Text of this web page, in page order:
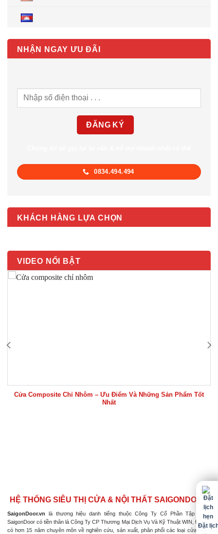
NHẬN NGAY ƯU ĐÃI
0834.494.494
KHÁCH HÀNG LỰA CHỌN
VIDEO NỔI BẬT
Cửa Composite Chỉ Nhôm – Ưu Điểm Và Những Sản Phẩm Tốt
Nhất
HỆ THỐNG SIÊU THỊ CỬA & NỘI THẤT SAIGONDOOR
SaigonDoor.vn là thương hiệu danh tiếng thuộc Công Ty Cổ Phần Tập Đoàn
SaigonDoor có tiền thân là Công Ty CP Thương Mại Dịch Vụ Và Kỹ Thuật WIN, Đơn vị
có hơn 15 năm chuyên môn về nghiên cứu, sản xuất, phân phối các loại cửa & nội
Đặt